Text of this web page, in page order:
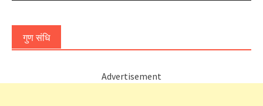
गुण संधि
Advertisement